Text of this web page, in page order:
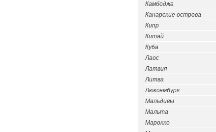
Камбоджа
Канарские острова
Кипр
Китай
Куба
Лаос
Латвия
Литва
Люксембург
Мальдивы
Мальта
Марокко